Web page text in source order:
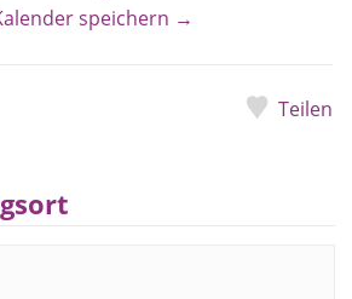
speichern →
Teilen